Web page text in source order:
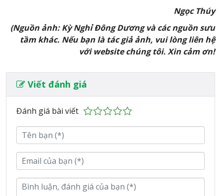
Ngọc Thúy
(Nguồn ảnh: Kỳ Nghỉ Đông Dương và các nguồn sưu
tầm khác. Nếu bạn là tác giả ảnh, vui lòng liên hệ
với website chúng tôi. Xin cảm ơn!
Viết đánh giá
Đánh giá bài viết